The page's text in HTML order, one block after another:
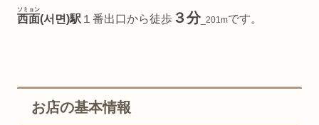
西面
ソミョン
(서면)駅 １番出口から徒歩 ３分_201mです。
お店の基本情報